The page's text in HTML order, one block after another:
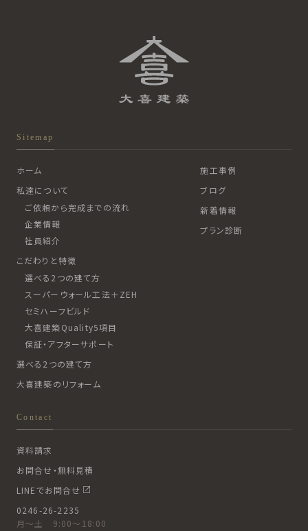
Sitemap
ホーム
私達について
ご依頼から完成までの流れ
企業情報
社員紹介
こだわりと特徴
選べる2つの建て方
スーパーウォール工法＋ZEH
セミハーフビルド
大喜建築Quality5項目
保証・アフターサポート
選べる2つの建て方
大喜建築のリフォーム
施工事例
ブログ
新着情報
プラン診断
Contact
資料請求
お問合せ・無料見積
LINEでお問合せ
0246-26-2235
月〜土 9:00〜18:00